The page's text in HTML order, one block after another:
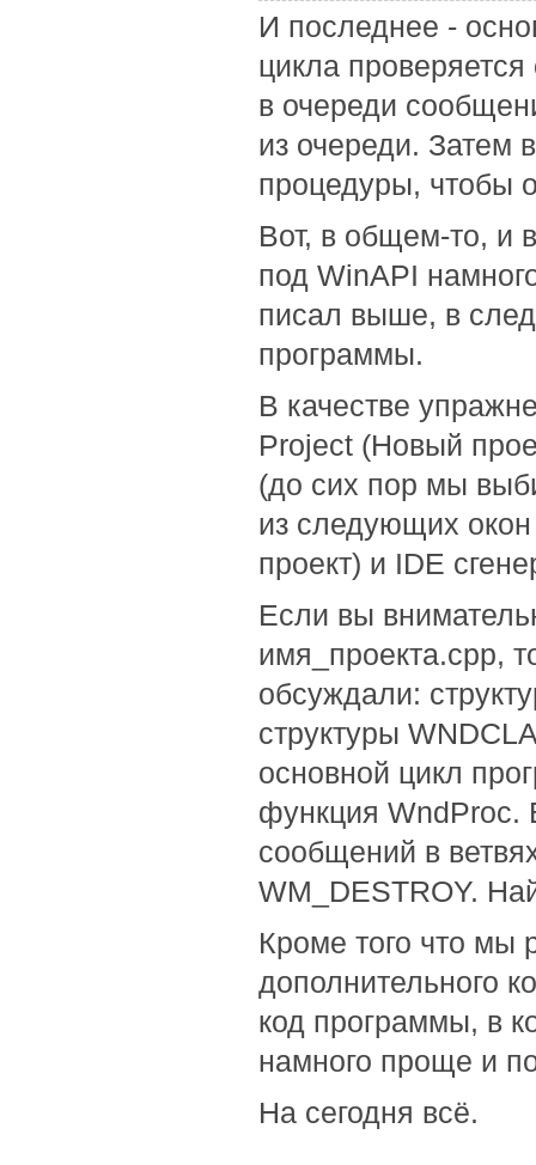
И последнее -
цикла
в очереди
из очереди. Затем
процедуры, чтобы
Вот, в общем-то, и
под WinAPI
писал выше, в
программы.
В качестве
Project (Новый
(до сих пор мы
из следующих
проект) и IDE
Если вы
имя_проекта.cpp,
обсуждали:
структуры
основной цикл
функция WndProc.
сообщений в
WM_DESTROY.
Кроме того что мы
дополнительного
код программы, в
намного проще и
На сегодня всё.